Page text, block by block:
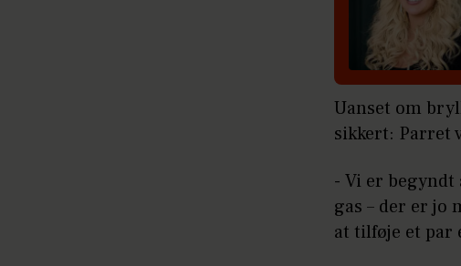
Uanset om
sikkert: Parret
- Vi er
gas – der er jo
at tilføje et par